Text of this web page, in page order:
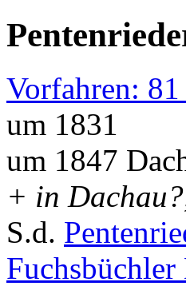
Vorfahren:
um 1831
um 1847
+ in
S.d.